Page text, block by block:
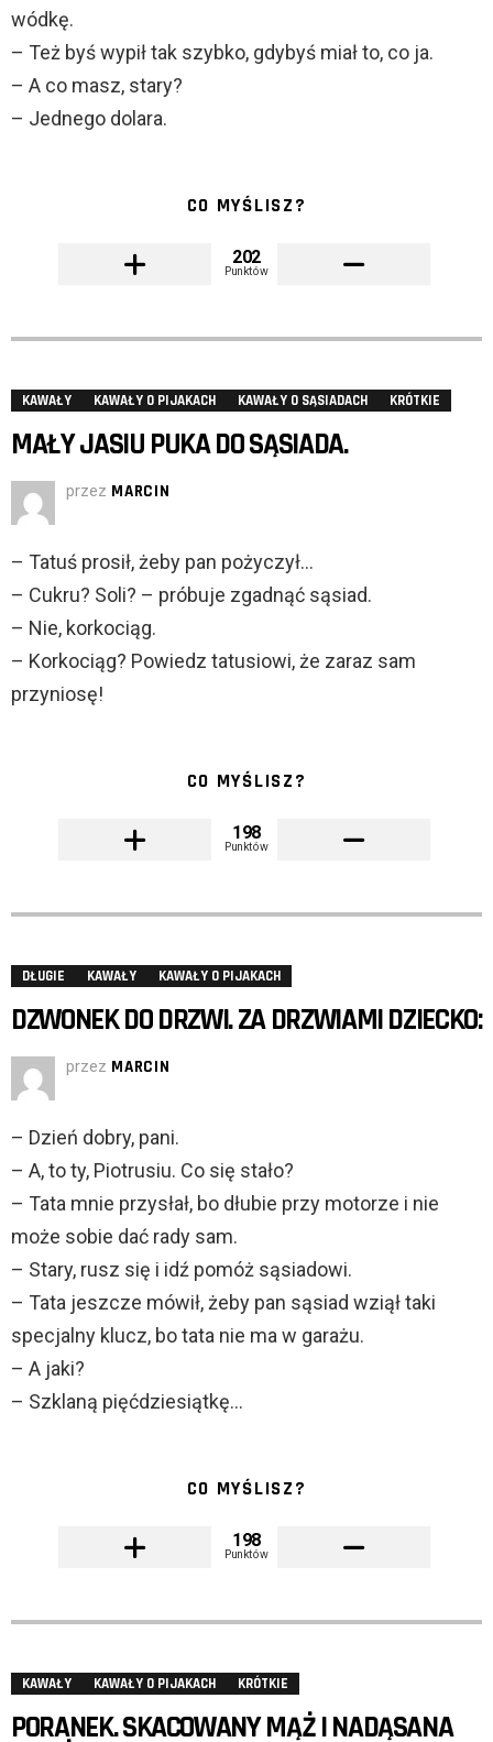
wódkę.
– Też byś wypił tak szybko, gdybyś miał to, co ja.
– A co masz, stary?
– Jednego dolara.
CO MYŚLISZ?
202
Punktów
KAWAŁY KAWAŁY O PIJAKACH KAWAŁY O SĄSIADACH KRÓTKIE
MAŁY JASIU PUKA DO SĄSIADA.
przez MARCIN
– Tatuś prosił, żeby pan pożyczył…
– Cukru? Soli? – próbuje zgadnąć sąsiad.
– Nie, korkociąg.
– Korkociąg? Powiedz tatusiowi, że zaraz sam
przyniosę!
CO MYŚLISZ?
198
Punktów
DŁUGIE KAWAŁY KAWAŁY O PIJAKACH
DZWONEK DO DRZWI. ZA DRZWIAMI DZIECKO:
przez MARCIN
– Dzień dobry, pani.
– A, to ty, Piotrusiu. Co się stało?
– Tata mnie przysłał, bo dłubie przy motorze i nie
może sobie dać rady sam.
– Stary, rusz się i idź pomóż sąsiadowi.
– Tata jeszcze mówił, żeby pan sąsiad wziął taki
specjalny klucz, bo tata nie ma w garażu.
– A jaki?
– Szklaną pięćdziesiątkę…
CO MYŚLISZ?
198
Punktów
KAWAŁY KAWAŁY O PIJAKACH KRÓTKIE
PORANEK. SKACOWANY MĄŻ I NADĄSANA